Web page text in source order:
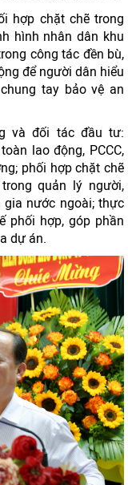
hợp chặt chẽ trong
hình nhân dân khu
công tác đền bù,
để người dân hiểu
tay bảo vệ an
và đối tác đầu tư:
lao động, PCCC,
phối hợp chặt chẽ
quản lý người,
gia nước ngoài; thực
phối hợp, góp phần
dự án.